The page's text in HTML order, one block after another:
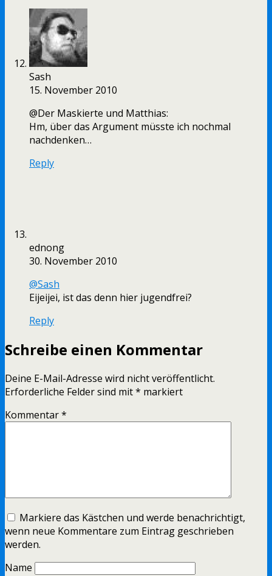
Sash
15. November 2010
@Der Maskierte und Matthias:
Hm, über das Argument müsste ich nochmal
nachdenken…
Reply
ednong
30. November 2010
@Sash
Eijeijei, ist das denn hier jugendfrei?
Reply
Schreibe einen Kommentar
Deine E-Mail-Adresse wird nicht veröffentlicht.
Erforderliche Felder sind mit* markiert
Kommentar*
Markiere das Kästchen und werde benachrichtigt,
wenn neue Kommentare zum Eintrag geschrieben
werden.
Name